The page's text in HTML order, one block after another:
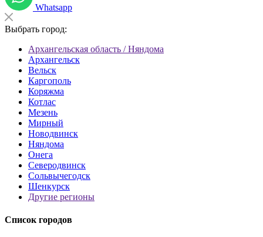
Whatsapp
Выбрать город:
Архангельская область / Няндома
Архангельск
Вельск
Каргополь
Коряжма
Котлас
Мезень
Мирный
Новодвинск
Няндома
Онега
Северодвинск
Сольвычегодск
Шенкурск
Другие регионы
Список городов